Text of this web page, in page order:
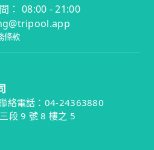
： 08:00 - 21:00
條款
絡電話：04-24363880
段 9 號 8 樓之 5